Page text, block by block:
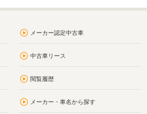
メーカー認定中古車
中古車リース
閲覧履歴
メーカー・車名から探す